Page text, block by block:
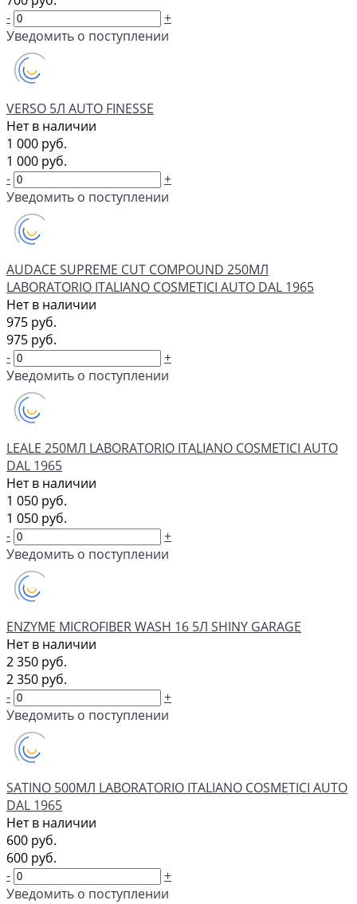
-
+
Уведомить о поступлении
VERSO 5Л AUTO FINESSE
Нет в наличии
1 000 руб.
1 000 руб.
-
+
Уведомить о поступлении
AUDACE SUPREME CUT COMPOUND 250МЛ
LABORATORIO ITALIANO COSMETICI AUTO DAL 1965
Нет в наличии
975 руб.
975 руб.
-
+
Уведомить о поступлении
LEALE 250МЛ LABORATORIO ITALIANO COSMETICI AUTO
DAL 1965
Нет в наличии
1 050 руб.
1 050 руб.
-
+
Уведомить о поступлении
ENZYME MICROFIBER WASH 16 5Л SHINY GARAGE
Нет в наличии
2 350 руб.
2 350 руб.
-
+
Уведомить о поступлении
SATINO 500МЛ LABORATORIO ITALIANO COSMETICI AUTO
DAL 1965
Нет в наличии
600 руб.
600 руб.
-
+
Уведомить о поступлении